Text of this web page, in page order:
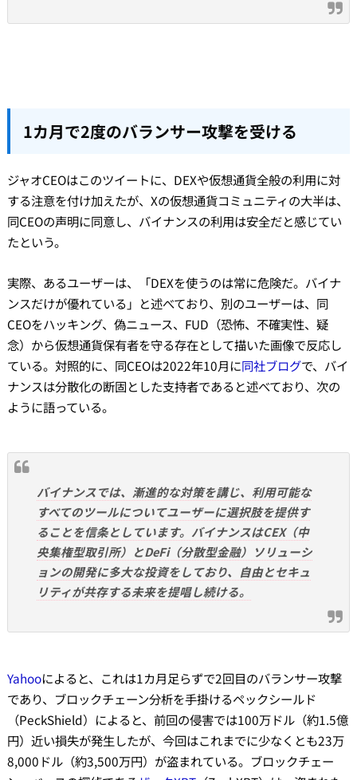
1カ月で2度のバランサー攻撃を受ける
ジャオCEOはこのツイートに、DEXや仮想通貨全般の利用に対
する注意を付け加えたが、Xの仮想通貨コミュニティの大半は、
同CEOの声明に同意し、バイナンスの利用は安全だと感じてい
たという。
実際、あるユーザーは、「DEXを使うのは常に危険だ。バイナ
ンスだけが優れている」と述べており、別のユーザーは、同
CEOをハッキング、偽ニュース、FUD（恐怖、不確実性、疑
念）から仮想通貨保有者を守る存在として描いた画像で反応し
ている。対照的に、同CEOは2022年10月に同社ブログで、バイ
ナンスは分散化の断固とした支持者であると述べており、次の
ように語っている。
バイナンスでは、漸進的な対策を講じ、利用可能な
すべてのツールについてユーザーに選択肢を提供す
ることを信条としています。バイナンスはCEX（中
央集権型取引所）とDeFi（分散型金融）ソリューシ
ョンの開発に多大な投資をしており、自由とセキュ
リティが共存する未来を提唱し続ける。
Yahooによると、これは1カ月足らずで2回目のバランサー攻撃
であり、ブロックチェーン分析を手掛けるペックシールド
（PeckShield）によると、前回の侵害では100万ドル（約1.5億
円）近い損失が発生したが、今回はこれまでに少なくとも23万
8,000ドル（約3,500万円）が盗まれている。ブロックチェー